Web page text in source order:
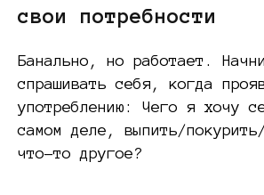
свои потребности
Банально, но работает.
спрашивать себя, когда
употреблению: Чего я хочу
самом деле, выпить/
что-то другое?